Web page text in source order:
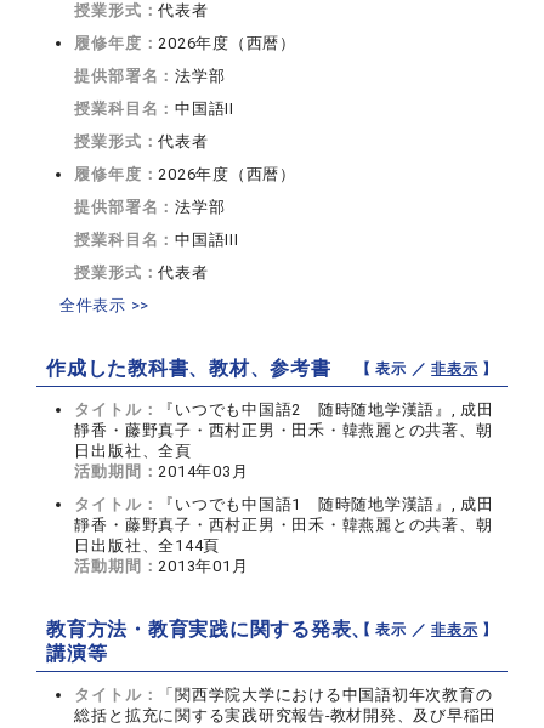
授業形式：代表者
履修年度：2026年度（西暦）
提供部署名：法学部
授業科目名：中国語II
授業形式：代表者
履修年度：2026年度（西暦）
提供部署名：法学部
授業科目名：中国語III
授業形式：代表者
全件表示 >>
作成した教科書、教材、参考書 【 表示 ／非表示 】
タイトル：
『いつでも中国語2 随時随地学漢語』, 成田
靜香・藤野真子・西村正男・田禾・韓燕麗との共著、朝
日出版社、全頁
活動期間：2014年03月
タイトル：
『いつでも中国語1 随時随地学漢語』, 成田
靜香・藤野真子・西村正男・田禾・韓燕麗との共著、朝
日出版社、全144頁
活動期間：2013年01月
教育方法・教育実践に関する発表、
講演等
【 表示 ／非表示 】
タイトル：
「関西学院大学における中国語初年次教育の
総括と拡充に関する実践研究報告‐教材開発、及び早稲田